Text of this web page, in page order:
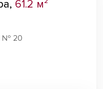
61.2 м²
№ 20